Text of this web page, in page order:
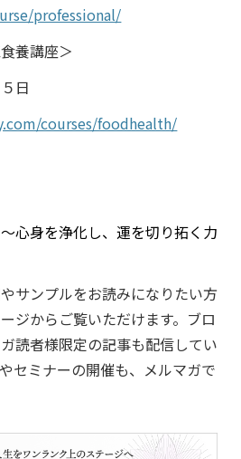
professional/
養講座＞
日
courses/foodhealth/
心身を浄化し、運を切り拓く力
サンプルをお読みになりたい方
ジからご覧いただけます。ブロ
読者様限定の記事も配信してい
セミナーの開催も、メルマガで